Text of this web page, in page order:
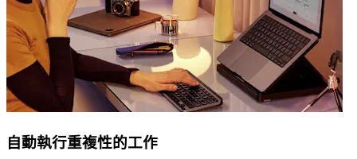
自動執行重複性的工作